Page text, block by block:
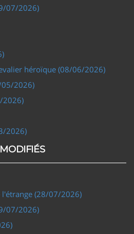
07/2026)
héroïque (08/06/2026)
05/2026)
2026)
2026)
l'étrange (28/07/2026)
07/2026)